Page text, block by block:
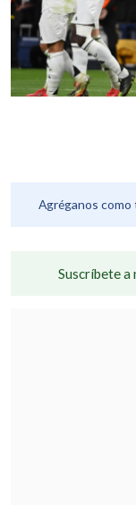
Agréganos
Suscríbete a